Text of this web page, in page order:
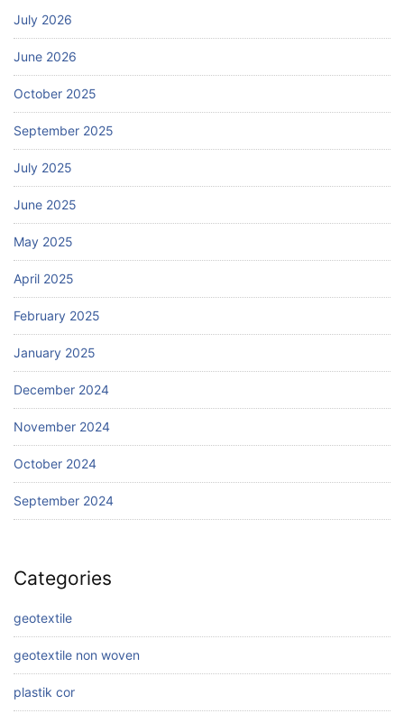
July 2026
June 2026
October 2025
September 2025
July 2025
June 2025
May 2025
April 2025
February 2025
January 2025
December 2024
November 2024
October 2024
September 2024
Categories
geotextile
geotextile non woven
plastik cor